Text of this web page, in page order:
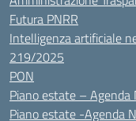
Futura PNRR
Intelligenza artificiale
219/2025
PON
Piano estate – Agenda
Piano estate -Agenda